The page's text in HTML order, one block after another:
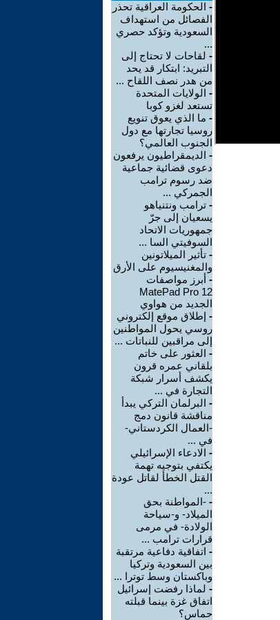
- الحكومة العراقية تحذر
الفصائل من استهداف
السعودية وتؤكد حصري
...
- لقاحات لا تحتاج إلى
التبريد: ابتكار قد يحد
من هدر نصف اللقاح ...
- الولايات المتحدة
تستعد لغزو كوبا
- ما الذي يعوق تنويع
روسيا تجارتها مع دول
الجنوب العالمي؟
- الديمقراطيون يرفعون
دعوى قضائية جماعية
ضد رسوم ترامب
الجمركي ...
- ترامب ونتنياهو
يسعيان إلى جرّ
جمهوريات الاتحاد
السوفيتي السا ...
- تأثير الميلاتونين
والمغنيسيوم على الأرق
- أبرز مواصفات
MatePad Pro 12
الجديد من هواوي
- إطلاق موقع إلكتروني
روسي يحول المواطنين
إلى مراقبين للنباتات ...
- العثور على خاتم
بلقاني عمره قرون
يكشف أسرار شبكة
التجارة في ...
- البرلمان التركي يبدأ
مناقشة قانون دمج
-العمال الكردستاني-
في ...
- الادعاء الإسرائيلي
يكتفي بتوجيه تهمة
القتل الخطأ لقاتل عودة
...
- -المواطنة بحق
الميلاد- و-سياحة
الولادة- في مرمى
قرارات ترامب ...
- اتفاقية دفاعية مرتقبة
بين السعودية وتركيا
وباكستان وسط توترا ...
- لماذا رفضت إسرائيل
اتفاق غزة بينما قبلته
حماس؟